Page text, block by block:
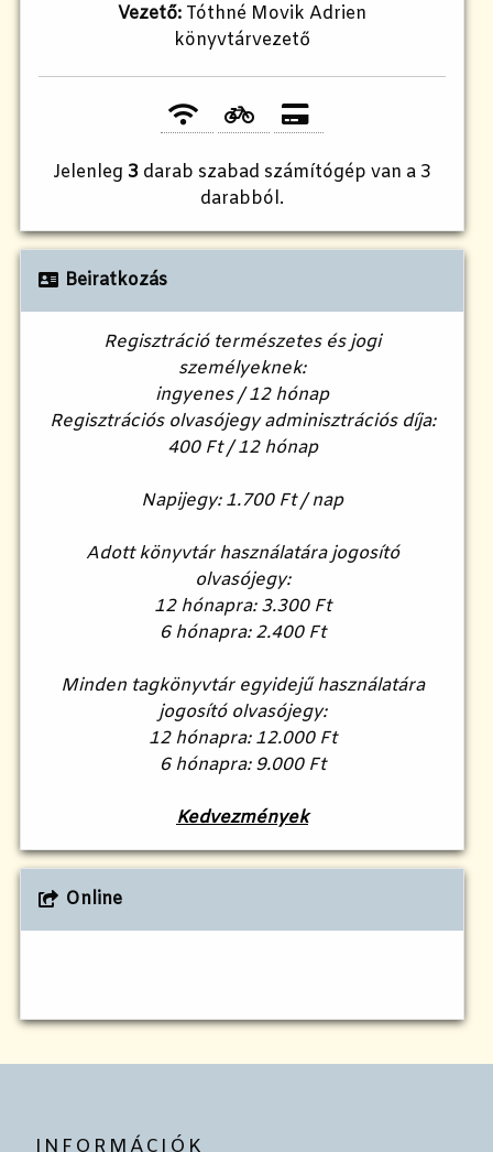
Vezető: Tóthné Movik Adrien
könyvtárvezető
Jelenleg 3 darab szabad számítógép van a 3
darabból.
Beiratkozás
Regisztráció természetes és jogi
személyeknek:
ingyenes / 12 hónap
Regisztrációs olvasójegy adminisztrációs díja:
400 Ft / 12 hónap
Napijegy: 1.700 Ft / nap
Adott könyvtár használatára jogosító
olvasójegy:
12 hónapra: 3.300 Ft
6 hónapra: 2.400 Ft
Minden tagkönyvtár egyidejű használatára
jogosító olvasójegy:
12 hónapra: 12.000 Ft
6 hónapra: 9.000 Ft
Kedvezmények
Online